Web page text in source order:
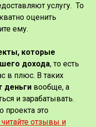
услугу. То
оценить
ему.
которые
дохода, то есть
в плюс. В таких
деньги вообще, а
и зарабатывать.
проекта это
отзывы и